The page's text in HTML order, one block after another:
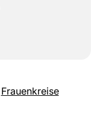
Frauenkreise